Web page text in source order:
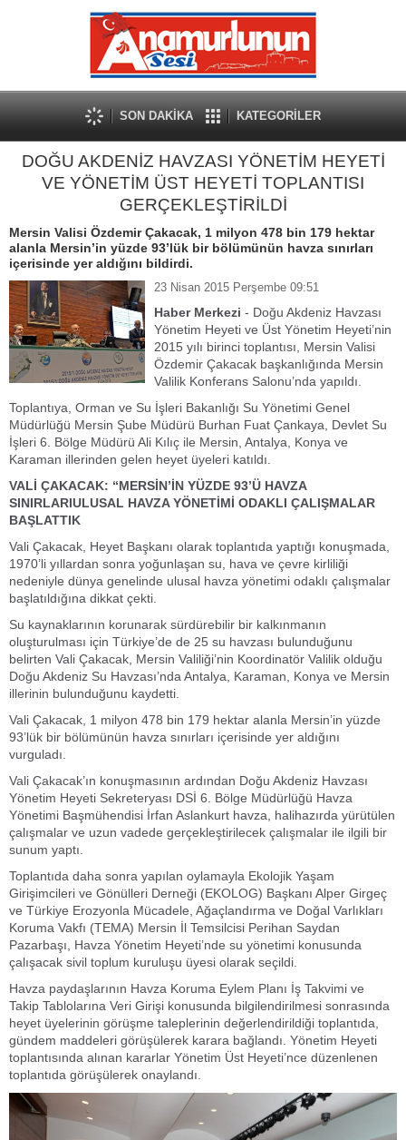
SON DAKİKA KATEGORİLER
DOĞU AKDENİZ HAVZASI YÖNETİM HEYETİ
VE YÖNETİM ÜST HEYETİ TOPLANTISI
GERÇEKLEŞTİRİLDİ
Mersin Valisi Özdemir Çakacak, 1 milyon 478 bin 179 hektar
alanla Mersin’in yüzde 93’lük bir bölümünün havza sınırları
içerisinde yer aldığını bildirdi.
23 Nisan 2015 Perşembe 09:51
Haber Merkezi - ​Doğu Akdeniz Havzası
Yönetim Heyeti ve Üst Yönetim Heyeti’nin
2015 yılı birinci toplantısı, Mersin Valisi
Özdemir Çakacak başkanlığında Mersin
Valilik Konferans Salonu’nda yapıldı.
Toplantıya, Orman ve Su İşleri Bakanlığı Su Yönetimi Genel
Müdürlüğü Mersin Şube Müdürü Burhan Fuat Çankaya, Devlet Su
İşleri 6. Bölge Müdürü Ali Kılıç ile Mersin, Antalya, Konya ve
Karaman illerinden gelen heyet üyeleri katıldı.
VALİ ÇAKACAK: “MERSİN’İN YÜZDE 93’Ü HAVZA
SINIRLARIULUSAL HAVZA YÖNETİMİ ODAKLI ÇALIŞMALAR
BAŞLATTIK
Vali Çakacak, Heyet Başkanı olarak toplantıda yaptığı konuşmada,
1970’li yıllardan sonra yoğunlaşan su, hava ve çevre kirliliği
nedeniyle dünya genelinde ulusal havza yönetimi odaklı çalışmalar
başlatıldığına dikkat çekti.
Su kaynaklarının korunarak sürdürebilir bir kalkınmanın
oluşturulması için Türkiye’de de 25 su havzası bulunduğunu
belirten Vali Çakacak, Mersin Valiliği’nin Koordinatör Valilik olduğu
Doğu Akdeniz Su Havzası’nda Antalya, Karaman, Konya ve Mersin
illerinin bulunduğunu kaydetti.
Vali Çakacak, 1 milyon 478 bin 179 hektar alanla Mersin’in yüzde
93’lük bir bölümünün havza sınırları içerisinde yer aldığını
vurguladı.
Vali Çakacak’ın konuşmasının ardından Doğu Akdeniz Havzası
Yönetim Heyeti Sekreteryası DSİ 6. Bölge Müdürlüğü Havza
Yönetimi Başmühendisi İrfan Aslankurt havza, halihazırda yürütülen
çalışmalar ve uzun vadede gerçekleştirilecek çalışmalar ile ilgili bir
sunum yaptı.
Toplantıda daha sonra yapılan oylamayla Ekolojik Yaşam
Girişimcileri ve Gönülleri Derneği (EKOLOG) Başkanı Alper Girgeç
ve Türkiye Erozyonla Mücadele, Ağaçlandırma ve Doğal Varlıkları
Koruma Vakfı (TEMA) Mersin İl Temsilcisi Perihan Saydan
Pazarbaşı, Havza Yönetim Heyeti’nde su yönetimi konusunda
çalışacak sivil toplum kuruluşu üyesi olarak seçildi.
Havza paydaşlarının Havza Koruma Eylem Planı İş Takvimi ve
Takip Tablolarına Veri Girişi konusunda bilgilendirilmesi sonrasında
heyet üyelerinin görüşme taleplerinin değerlendirildiği toplantıda,
gündem maddeleri görüşülerek karara bağlandı. Yönetim Heyeti
toplantısında alınan kararlar Yönetim Üst Heyeti’nce düzenlenen
toplantıda görüşülerek onaylandı.